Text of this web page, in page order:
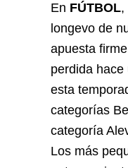
En FÚTBOL,
longevo de
apuesta
perdida
esta
categorías
categoría
Los más